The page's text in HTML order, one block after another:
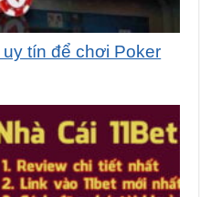
tín để chơi Poker